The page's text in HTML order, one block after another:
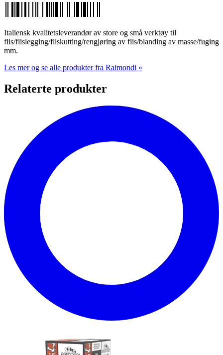
Italiensk kvalitetsleverandør av store og små verktøy til
flis/flislegging/fliskutting/rengjøring av flis/blanding av masse/fuging
mm.
Les mer og se alle produkter fra Raimondi »
Relaterte produkter